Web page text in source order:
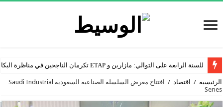
للسنة الرابعة على التوالي: مازارين و ETAP تكرمان الناجحين في مناظرة البكالوريا
الرئيسية / اقتصاد /
افتتاح معرض السلسلة الصناعية السعودية Saudi Industrial
Series